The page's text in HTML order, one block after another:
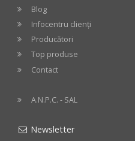
Blog
Infocentru clienți
Producători
Top produse
Contact
A.N.P.C. - SAL
Newsletter